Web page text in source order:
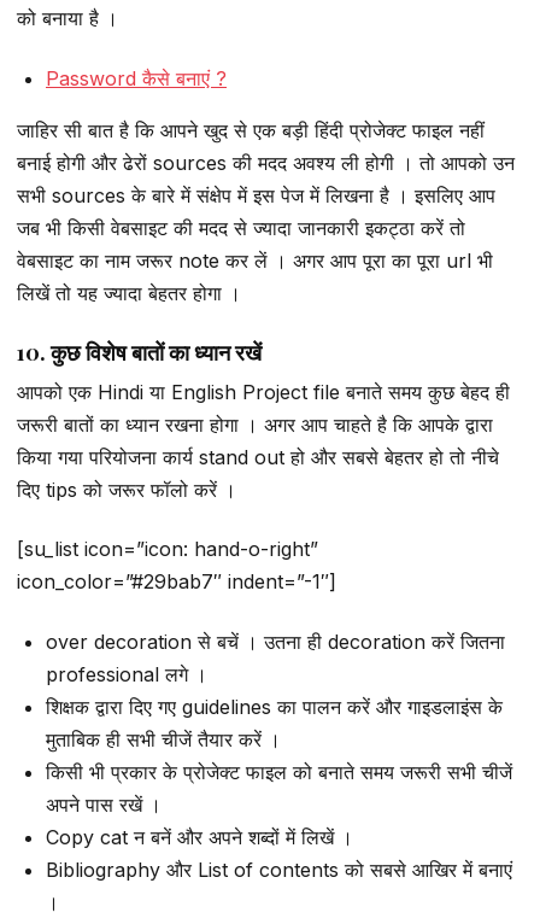
को बनाया है ।
Password कैसे बनाएं ?
जाहिर सी बात है कि आपने खुद से एक बड़ी हिंदी प्रोजेक्ट फाइल नहीं
बनाई होगी और ढेरों sources की मदद अवश्य ली होगी । तो आपको उन
सभी sources के बारे में संक्षेप में इस पेज में लिखना है । इसलिए आप
जब भी किसी वेबसाइट की मदद से ज्यादा जानकारी इकट्ठा करें तो
वेबसाइट का नाम जरूर note कर लें । अगर आप पूरा का पूरा url भी
लिखें तो यह ज्यादा बेहतर होगा ।
10. कुछ विशेष बातों का ध्यान रखें
आपको एक Hindi या English Project file बनाते समय कुछ बेहद ही
जरूरी बातों का ध्यान रखना होगा । अगर आप चाहते है कि आपके द्वारा
किया गया परियोजना कार्य stand out हो और सबसे बेहतर हो तो नीचे
दिए tips को जरूर फॉलो करें ।
[su_list icon=”icon: hand-o-right”
icon_color=”#29bab7″ indent=”-1″]
over decoration से बचें । उतना ही decoration करें जितना
professional लगे ।
शिक्षक द्वारा दिए गए guidelines का पालन करें और गाइडलाइंस के
मुताबिक ही सभी चीजें तैयार करें ।
किसी भी प्रकार के प्रोजेक्ट फाइल को बनाते समय जरूरी सभी चीजें
अपने पास रखें ।
Copy cat न बनें और अपने शब्दों में लिखें ।
Bibliography और List of contents को सबसे आखिर में बनाएं
।